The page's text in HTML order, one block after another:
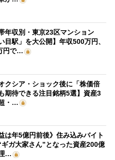
帯年収別・東京23区マンション
目駅」を大公開】年収500万円、
円で…
オクシア・ショック後に「株価倍
期待できる注目銘柄5選】資産3
・…
益は年5億円前後》住み込みバイト
ギガ大家さん”となった資産200億
…